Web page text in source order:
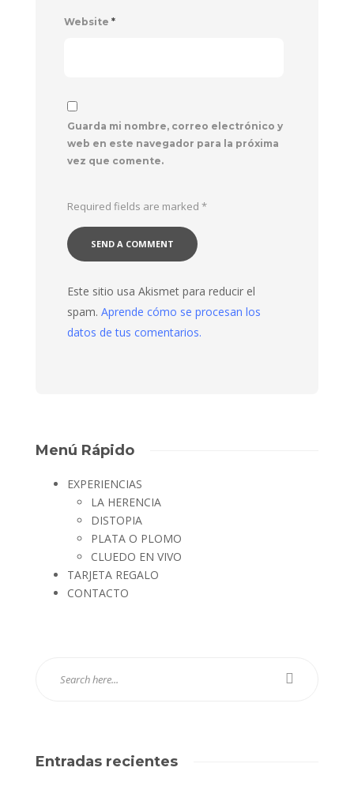
Website *
Guarda mi nombre, correo electrónico y
web en este navegador para la próxima
vez que comente.
Required fields are marked *
Este sitio usa Akismet para reducir el
spam. Aprende cómo se procesan los
datos de tus comentarios.
Menú Rápido
EXPERIENCIAS
LA HERENCIA
DISTOPIA
PLATA O PLOMO
CLUEDO EN VIVO
TARJETA REGALO
CONTACTO
Entradas recientes